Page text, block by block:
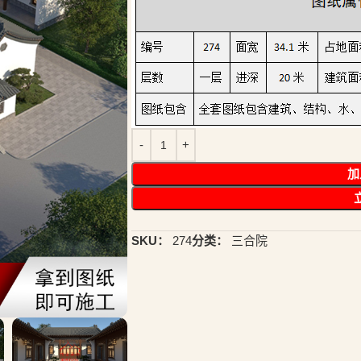
SKU： 274分类： 三合院